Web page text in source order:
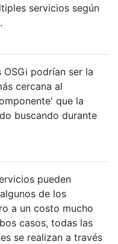
servicios según
OSGi podrían ser la
cercana al
que la
buscando durante
pueden
de los
a un costo mucho
casos, todas las
se realizan a través